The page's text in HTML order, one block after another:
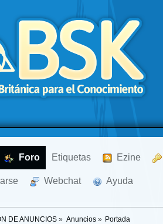
Foro Etiquetas Ezine
Webchat Ayuda
DE ANUNCIOS» Anuncios» Portada